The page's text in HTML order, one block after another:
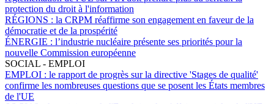
protection du droit à l'information
RÉGIONS : la CRPM réaffirme son engagement en faveur de la
démocratie et de la prospérité
ÉNERGIE : l’industrie nucléaire présente ses priorités pour la
nouvelle Commission européenne
SOCIAL - EMPLOI
EMPLOI : le rapport de progrès sur la directive 'Stages de qualité'
confirme les nombreuses questions que se posent les États membres
de l'UE